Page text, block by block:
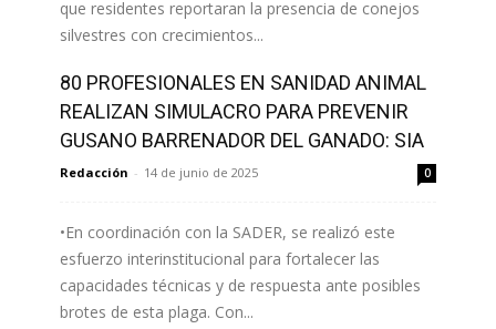
que residentes reportaran la presencia de conejos
silvestres con crecimientos...
Leer más
80 PROFESIONALES EN SANIDAD ANIMAL
REALIZAN SIMULACRO PARA PREVENIR
GUSANO BARRENADOR DEL GANADO: SIA
Redacción - 14 de junio de 2025 0
•En coordinación con la SADER, se realizó este
esfuerzo interinstitucional para fortalecer las
capacidades técnicas y de respuesta ante posibles
brotes de esta plaga. Con...